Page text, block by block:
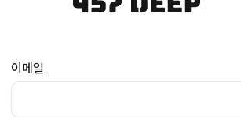
이메일